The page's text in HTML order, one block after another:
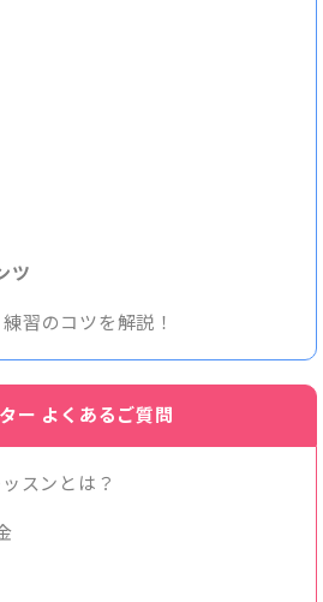
ツ
習のコツを解説！
ー よくあるご質問
スンとは？